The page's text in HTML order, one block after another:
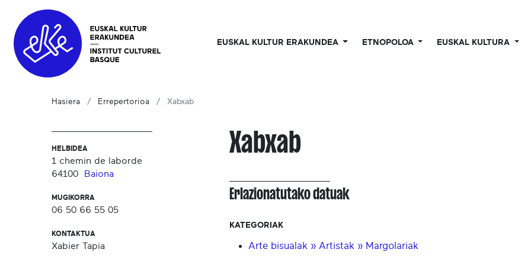
EUSKAL KULTUR ERAKUNDEA ETNOPOLOA EUSKAL KULTURA
Hasiera Errepertorioa Xabxab
HELBIDEA
1 chemin de laborde
64100
Baiona
MUGIKORRA
06 50 66 55 05
KONTAKTUA
Xabier Tapia
Xabxab
Erlazionatutako datuak
KATEGORIAK
Arte bisualak » Artistak » Margolariak